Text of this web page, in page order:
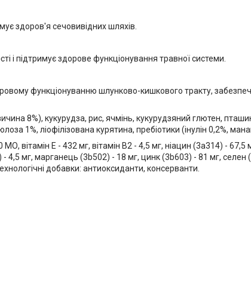
здоров'я сечовивідних шляхів.
підтримує здорове функціонування травної системи.
функціонуванню шлунково-кишкового тракту,
8%), кукурудза, рис, ячмінь, кукурудзяний глютен,
1%, ліофілізована курятина, пребіотики (інулін 0,2%,
МО, вітамін Е - 432 мг, вітамін В2 - 4,5 мг, ніацин (3а314) -
4,5 мг, марганець (3b502) - 18 мг, цинк (3b603) - 81 мг, селен
добавки: антиоксиданти, консерванти.